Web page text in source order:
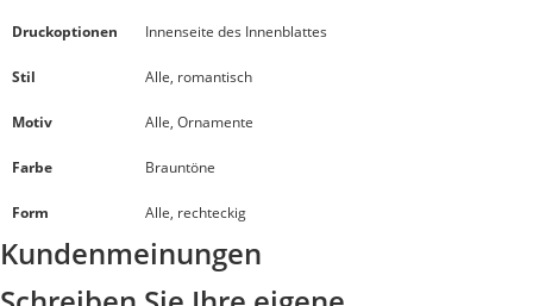
Druckoptionen Innenseite des Innenblattes
Stil Alle, romantisch
Motiv Alle, Ornamente
Farbe Brauntöne
Form Alle, rechteckig
Kundenmeinungen